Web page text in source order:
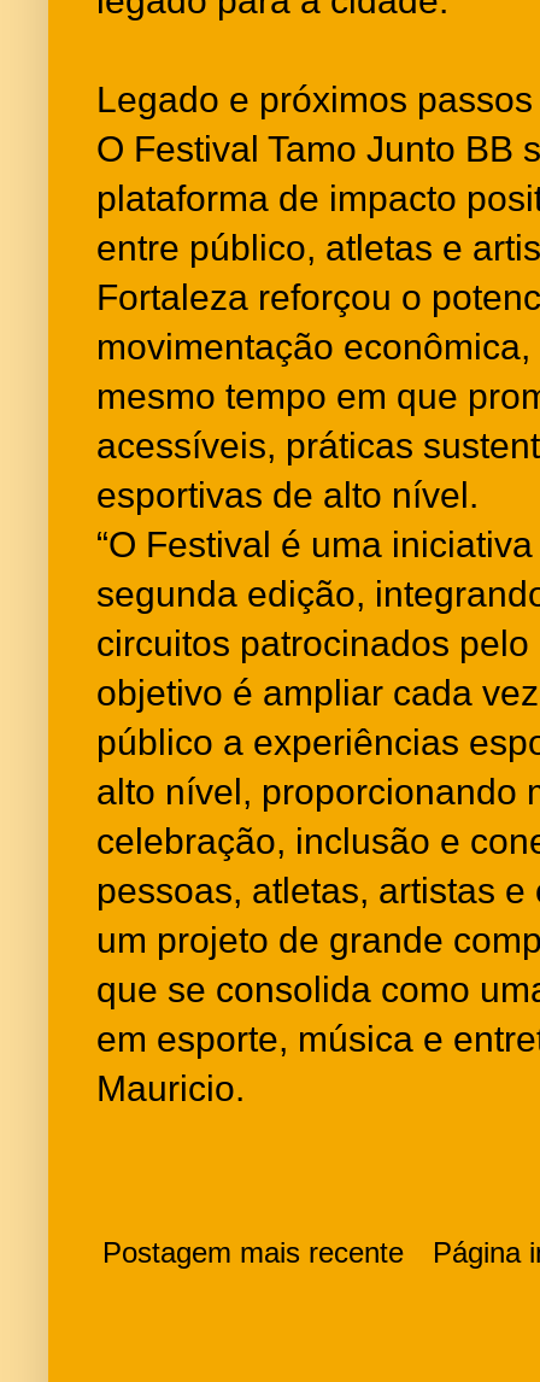
Legado e próximos passos
O Festival Tamo Junto BB
plataforma de impacto
entre público, atletas e
Fortaleza reforçou o
movimentação
mesmo tempo em que
acessíveis, práticas
esportivas de alto nível.
“O Festival é uma
segunda edição,
circuitos patrocinados
objetivo é ampliar cada
público a experiências
alto nível, proporcionando
celebração, inclusão e
pessoas, atletas, artistas
um projeto de grande
que se consolida como
em esporte, música e
Mauricio.
Postagem mais recente Página